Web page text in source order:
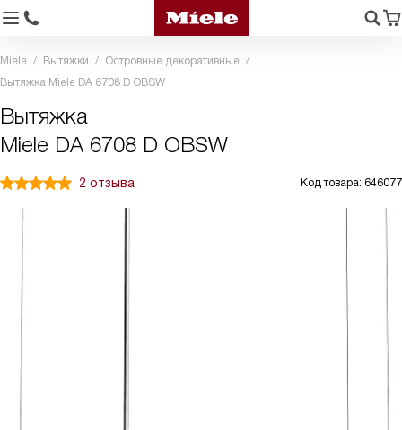
Miele Вытяжки
Островные декоративные
Вытяжка Miele DA 6708 D OBSW
Вытяжка
Miele DA 6708 D OBSW
2 отзыва Код товара: 646077